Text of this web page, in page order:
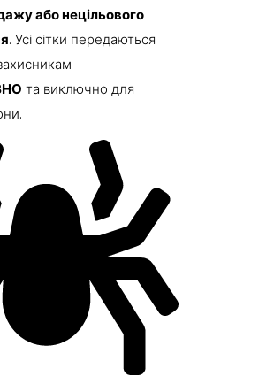
або нецільового
. Усі сітки передаються
та виключно для